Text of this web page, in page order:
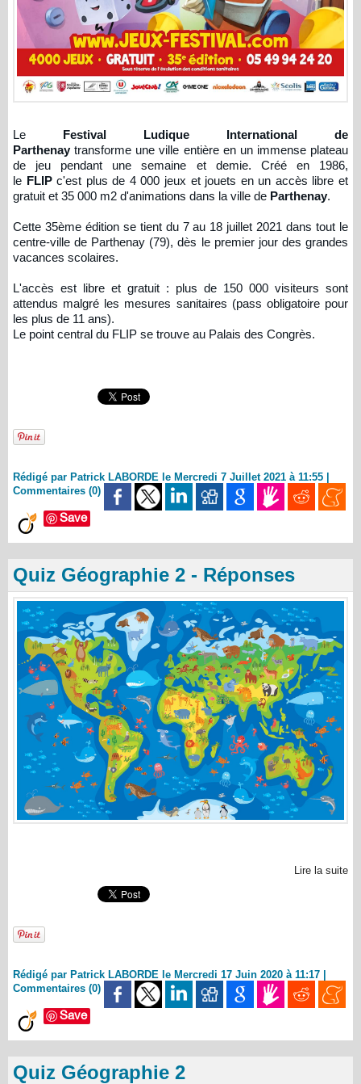
Le Festival Ludique International de
Parthenay transforme une ville entière en un immense plateau
de jeu pendant une semaine et demie. Créé en 1986,
le FLIPc'est plus de 4 000 jeux et jouets en un accès libre et
gratuit et 35 000 m2 d'animations dans la ville de Parthenay.
Cette 35ème édition se tient du 7 au 18 juillet 2021 dans tout le
centre-ville de Parthenay (79), dès le premier jour des grandes
vacances scolaires.
L'accès est libre et gratuit : plus de 150 000 visiteurs sont
attendus malgré les mesures sanitaires (pass obligatoire pour
les plus de 11 ans).
Le point central du FLIP se trouve au Palais des Congrès.
Rédigé par Patrick LABORDE le Mercredi 7 Juillet 2021 à 11:55
Commentaires (0)
Save
Quiz Géographie 2 - Réponses
Lire la suite
Rédigé par Patrick LABORDE le Mercredi 17 Juin 2020 à 11:17
Commentaires (0)
Save
Quiz Géographie 2